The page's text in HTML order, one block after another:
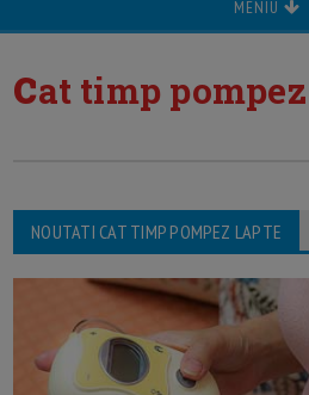
MENIU
cat timp
NOUTATI CAT TIMP POMPEZ LAPTE